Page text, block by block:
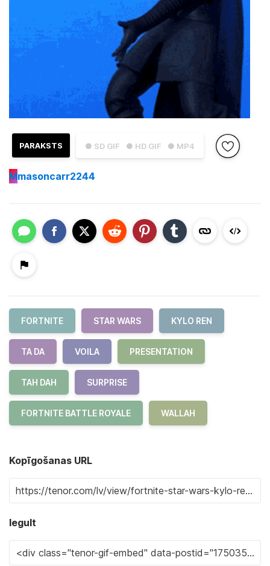
● SD GIF ● HD GIF ● MP4
PARAKSTS
Mmasoncarr2244
FORTNITE STAR WARS KYLO REN
TA DA VOILA PRESENTATION
TAH DAH SURPRISE
FORTNITE BATTLE ROYALE WALLAH
Kopīgošanas URL
Iegult